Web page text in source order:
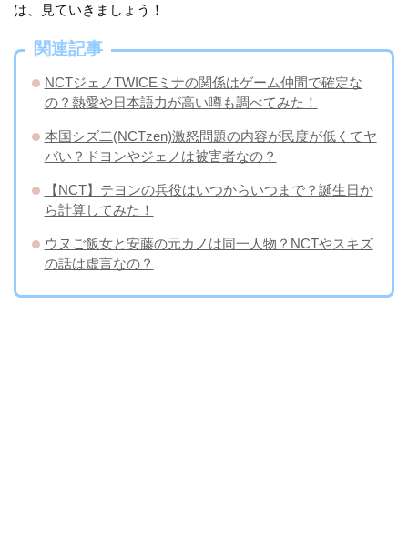
は、見ていきましょう！
関連記事
NCTジェノTWICEミナの関係はゲーム仲間で確定な
の？熱愛や日本語力が高い噂も調べてみた！
本国シズ二(NCTzen)激怒問題の内容が民度が低くてヤ
バい？ドヨンやジェノは被害者なの？
【NCT】テヨンの兵役はいつからいつまで？誕生日か
ら計算してみた！
ウヌご飯女と安藤の元カノは同一人物？NCTやスキズ
の話は虚言なの？